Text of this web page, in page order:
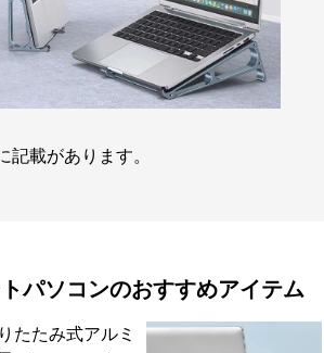
記載があります。
パソコンのおすすめアイテム